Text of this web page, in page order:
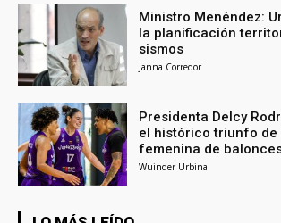
Ministro Menéndez:
la planificación
sismos
Janna Corredor
Presidenta Delcy
el histórico triunfo de
femenina de
Wuinder Urbina